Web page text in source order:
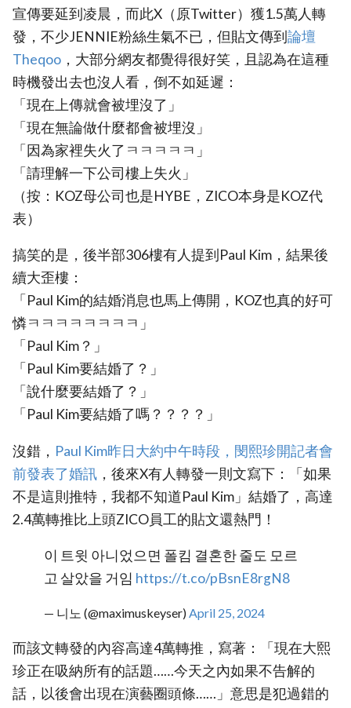
宣傳要延到凌晨，而此X（原Twitter）獲1.5萬人轉
發，不少JENNIE粉絲生氣不已，但貼文傳到論壇
Theqoo ，大部分網友都覺得很好笑，且認為在這種
時機發出去也沒人看，倒不如延遲：
「現在上傳就會被埋沒了」
「現在無論做什麼都會被埋沒」
「因為家裡失火了ㅋㅋㅋㅋㅋ」
「請理解一下公司樓上失火」
（按：KOZ母公司也是HYBE，ZICO本身是KOZ代
表）
搞笑的是，後半部306樓有人提到Paul Kim，結果後
續大歪樓：
「Paul Kim的結婚消息也馬上傳開，KOZ也真的好可
憐ㅋㅋㅋㅋㅋㅋㅋㅋ」
「Paul Kim？」
「Paul Kim要結婚了？」
「說什麼要結婚了？」
「Paul Kim要結婚了嗎？？？？」
沒錯， ‎Paul Kim昨日大約中午時段，閔熙珍開記者會
前發表了婚訊 ，後來X有人轉發一則文寫下：「如果
不是這則推特，我都不知道Paul Kim」結婚了，高達
2.4萬轉推比上頭ZICO員工的貼文還熱門！
이 트윗 아니었으면 폴킴 결혼한 줄도 모르
고 살았을 거임 https://t.co/pBsnE8rgN8
— 니노 (@maximuskeyser)April 25, 2024
而該文轉發的內容高達4萬轉推，寫著：「現在大熙
珍正在吸納所有的話題……今天之內如果不告解的
話，以後會出現在演藝圈頭條……」意思是犯過錯的